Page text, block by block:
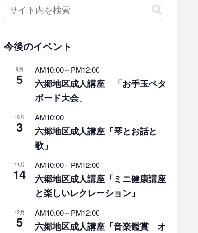
今後のイベント
9月
5
AM10:00～PM12:00
六郷地区成人講座 「お手玉ペタ
ボード大会」
10月
3
AM10:00
六郷地区成人講座「琴とお話と
歌」
11月
14
AM10:00～PM12:00
六郷地区成人講座「ミニ健康講座
と楽しいレクレーション」
12月
5
AM10:00～PM12:00
六郷地区成人講座「音楽鑑賞 オ